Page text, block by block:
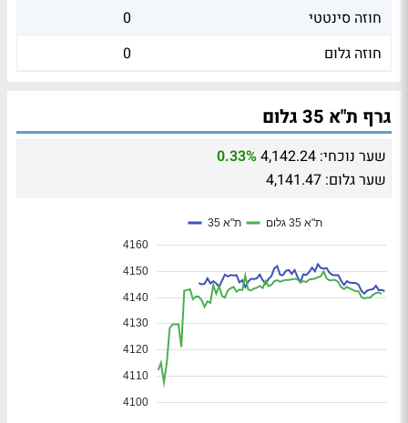
חוזה סינטטי
0
חוזה גלום
0
גרף ת"א 35 גלום
שער נוכחי: 4,142.24
0.33%
שער גלום: 4,141.47